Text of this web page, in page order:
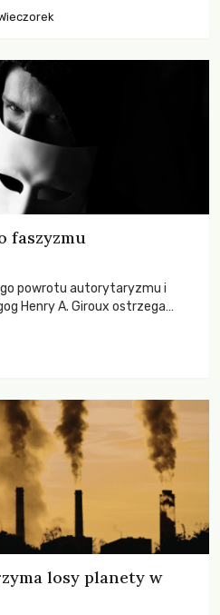
faszyzmu
powrotu autorytaryzmu i
Henry A. Giroux ostrzega
losy planety w